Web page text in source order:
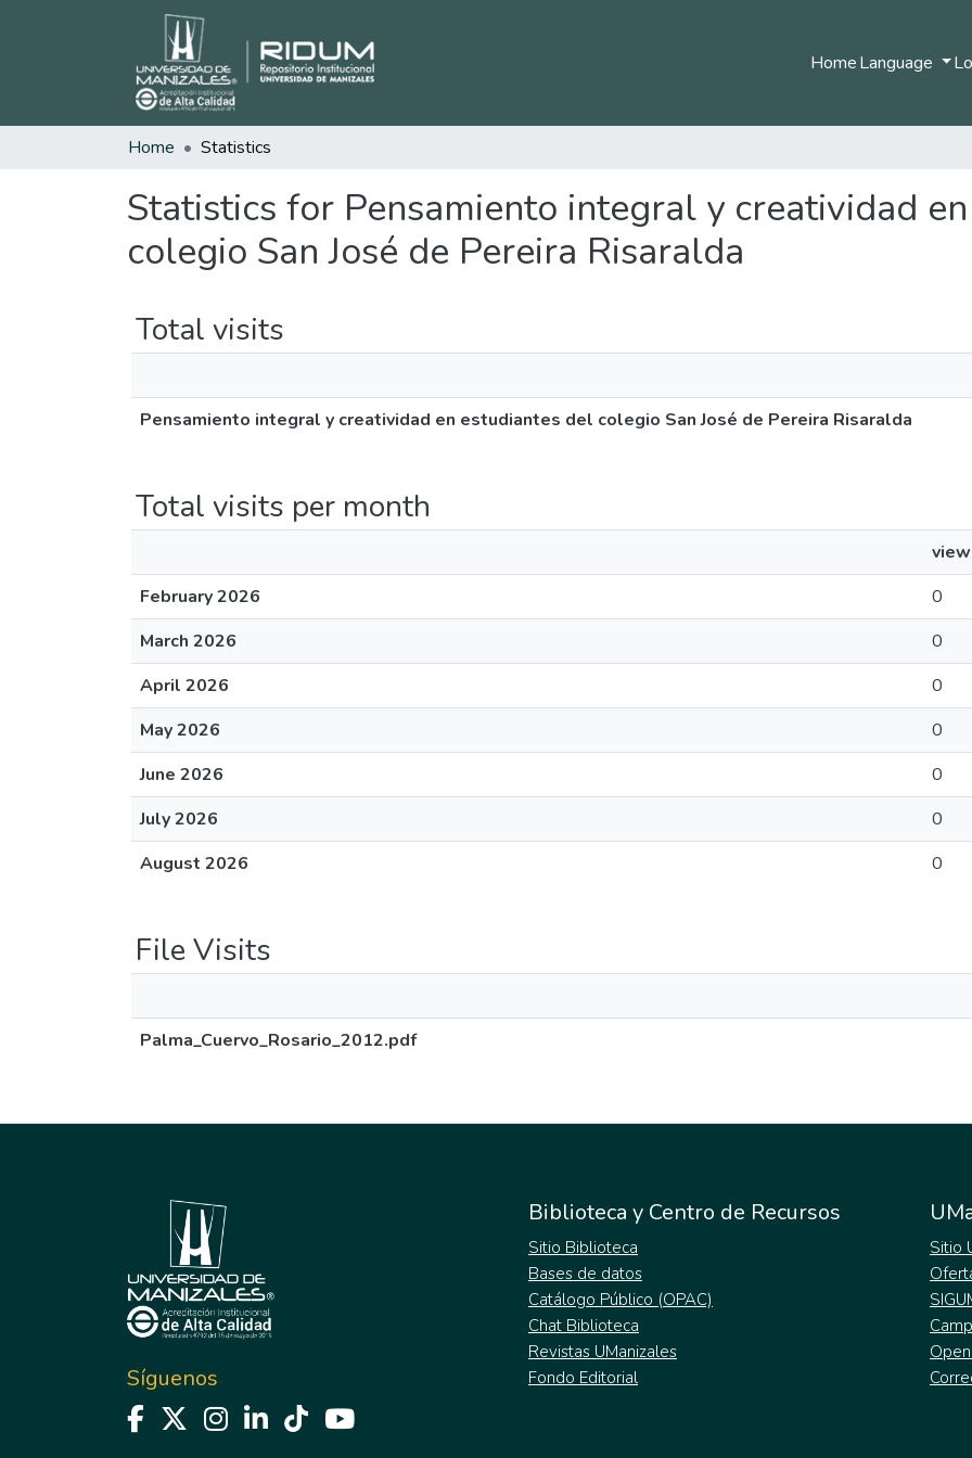
HomeLanguage
Home Statistics
Statistics for Pensamiento integral y creatividad
colegio San José de Pereira Risaralda
Total visits
Pensamiento integral y creatividad en estudiantes del colegio San José de Pereira Risaralda
Total visits per month
February 2026
0
March 2026
0
April 2026
0
May 2026
0
June 2026
0
July 2026
0
August 2026
0
File Visits
Palma_Cuervo_Rosario_2012.pdf
Síguenos
Biblioteca y Centro de Recursos
Sitio Biblioteca
Bases de datos
Catálogo Público (OPAC)
Chat Biblioteca
Revistas UManizales
Fondo Editorial
Sitio